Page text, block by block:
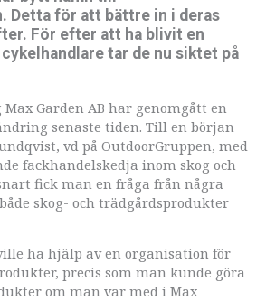
Detta för att bättre in i deras
För efter att ha blivit en
tar de nu siktet på
Garden AB har genomgått en
senaste tiden. Till en början
vd på Outdoor­Gruppen, med
fackhandelskedja inom skog och
fick man en fråga från några
skog- och trädgårdsprodukter
ha hjälp av en organisation för
precis som man kunde göra
om man var med i Max